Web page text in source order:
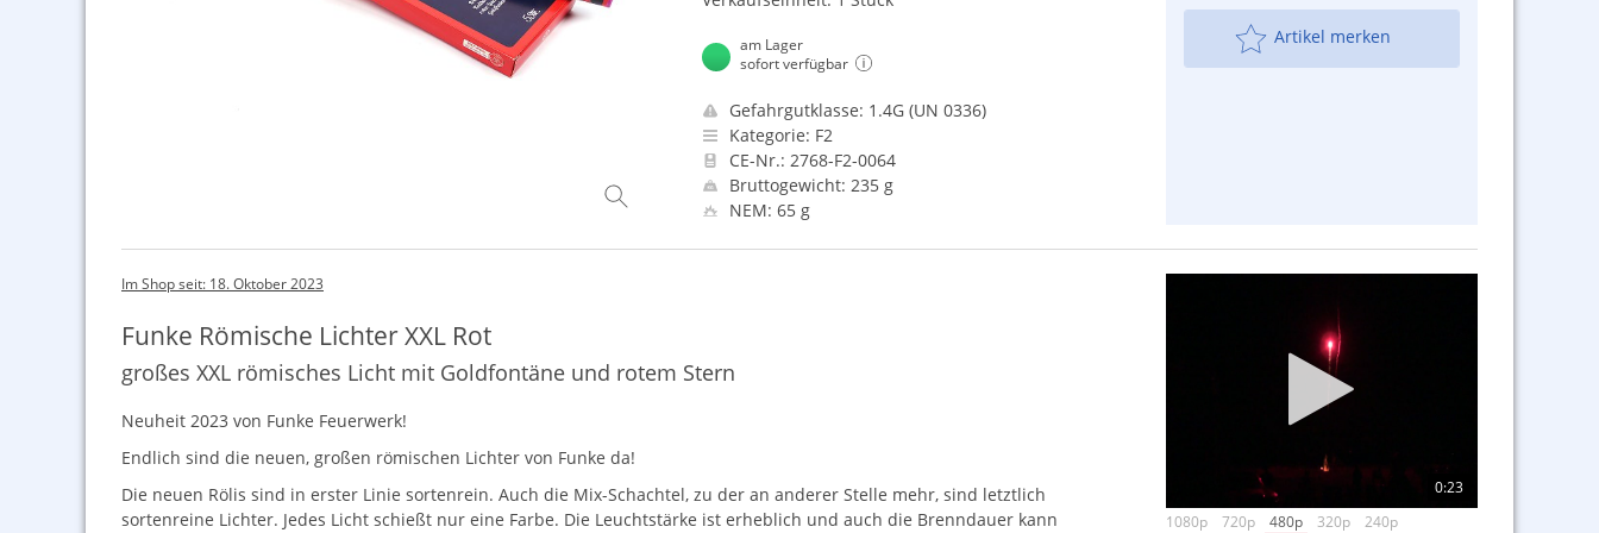
am Lager
sofort verfügbar
Gefahrgutklasse: 1.4G (UN 0336)
Kategorie: F2
CE-Nr.: 2768-F2-0064
Bruttogewicht: 235 g
NEM: 65 g
Artikel merken
Im Shop seit: 18. Oktober 2023
Funke Römische Lichter XXL Rot
großes XXL römisches Licht mit Goldfontäne und rotem Stern
Neuheit 2023 von Funke Feuerwerk!
Endlich sind die neuen, großen römischen Lichter von Funke da!
Die neuen Rölis sind in erster Linie sortenrein. Auch die Mix-Schachtel, zu der an anderer Stelle mehr, sind letztlich
sortenreine Lichter. Jedes Licht schießt nur eine Farbe. Die Leuchtstärke ist erheblich und auch die Brenndauer kann
0:23
1080p
720p 480p 320p
240p